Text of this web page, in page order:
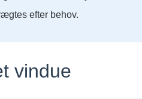
efter behov.
vindue